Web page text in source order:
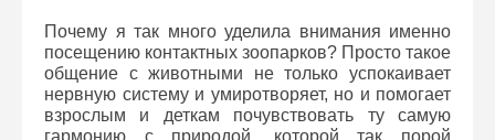
Почему я так много уделила внимания именно
посещению контактных зоопарков? Просто такое
общение с животными не только успокаивает
нервную систему и умиротворяет, но и помогает
взрослым и деткам почувствовать ту самую
гармонию с природой, которой так порой